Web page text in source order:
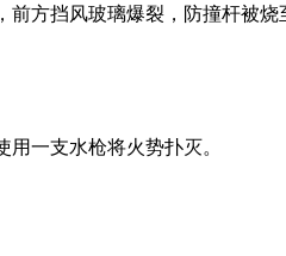
方挡风玻璃爆裂，防撞杆被烧
一支水枪将火势扑灭。